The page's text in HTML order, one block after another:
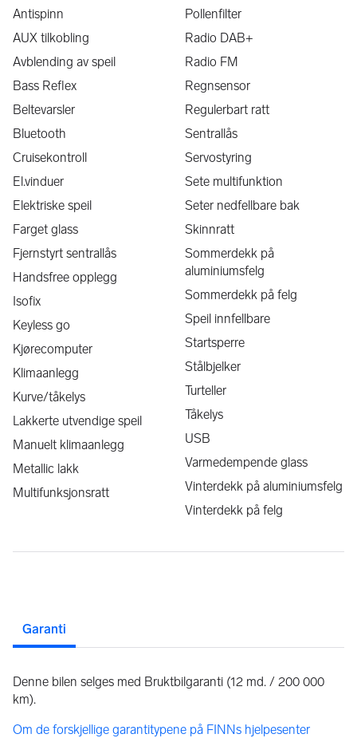
Annonsen kan være mangelfull. Fullstendig salgs-
informasjon og opplysninger iht. opplysningsplikt gis direkte
fra selger.
Antispinn
AUX tilkobling
Avblending av speil
Bass Reflex
Beltevarsler
Bluetooth
Cruisekontroll
El.vinduer
Elektriske speil
Farget glass
Fjernstyrt sentrallås
Handsfree opplegg
Isofix
Keyless go
Kjørecomputer
Klimaanlegg
Kurve/tåkelys
Lakkerte utvendige speil
Manuelt klimaanlegg
Metallic lakk
Multifunksjonsratt
Pollenfilter
Radio DAB+
Radio FM
Regnsensor
Regulerbart ratt
Sentrallås
Servostyring
Sete multifunktion
Seter nedfellbare bak
Skinnratt
Sommerdekk på
aluminiumsfelg
Sommerdekk på felg
Speil innfellbare
Startsperre
Stålbjelker
Turteller
Tåkelys
USB
Varmedempende glass
Vinterdekk på aluminiumsfelg
Vinterdekk på felg
Garanti
Denne bilen selges med Bruktbilgaranti (12 md. / 200 000
km).
Om de forskjellige garantitypene på FINNs hjelpesenter